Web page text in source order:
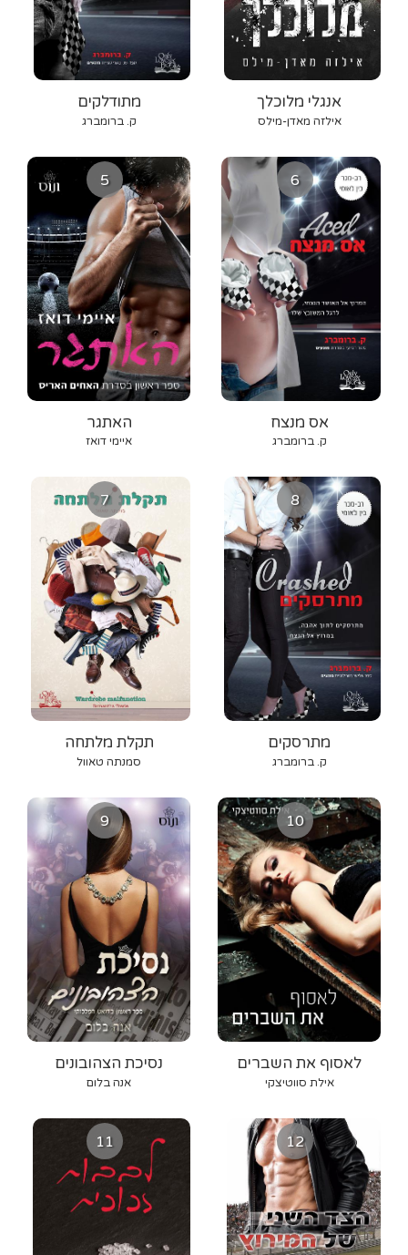
מתודלקים
ק. ברומברג
אנגלי מלוכלך
אילזה מאדן-מילס
5
האתגר
איימי דואז
6
אס מנצח
ק. ברומברג
7
תקלת מלתחה
סמנתה טאוול
8
מתרסקים
ק. ברומברג
9
נסיכת הצהובונים
אנה בלום
10
לאסוף את השברים
אילת סווטיצקי
11 12